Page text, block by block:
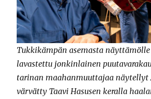
Tukkikämpän asemasta
lavastettu jonkinlainen
tarinan maahanmuuttajaa
värvätty Taavi Hasusen keralla